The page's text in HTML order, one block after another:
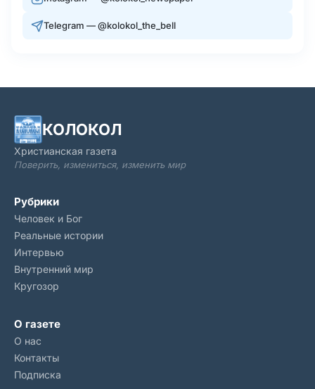
Telegram — @kolokol_the_bell
КОЛОКОЛ
Христианская газета
Поверить, измениться, изменить мир
Рубрики
Человек и Бог
Реальные истории
Интервью
Внутренний мир
Кругозор
О газете
О нас
Контакты
Подписка